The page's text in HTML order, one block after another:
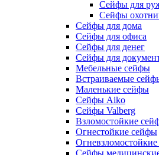
Сейфы для
Сейфы
Cейфы для дома
Cейфы для офиса
Сейфы для денег
Сейфы для
Мебельные сейфы
Встраиваемые
Маленькие сейфы
Сейфы Aiko
Сейфы Valberg
Взломостойкие
Огнестойкие сейфы
Сейфы